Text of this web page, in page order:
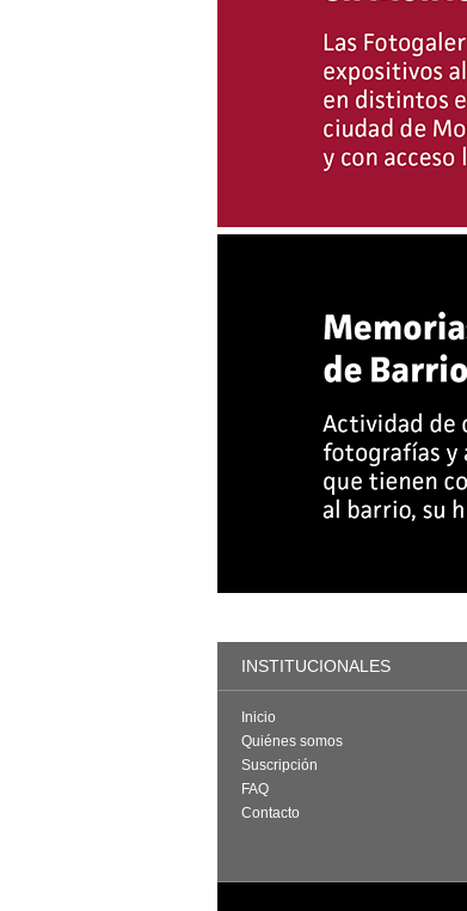
INSTITUCIONALES
Inicio
Quiénes somos
Suscripción
FAQ
Contacto